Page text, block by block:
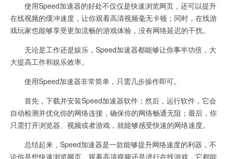
使用Speed加速器的好处不仅仅是快速浏览网页，还可以提升
在线视频的缓冲速度，让你观看高清视频毫无卡顿；同时，在线游
戏玩家也能够享受更加流畅的游戏体验，没有网络延迟的干扰。
无论是工作还是娱乐，Speed加速器都能够让你事半功倍，大
大提高工作和娱乐效率。
使用Speed加速器非常简单，只需几步操作即可。
首先，下载并安装Speed加速器软件；然后，运行软件，它会
自动检测并优化你的网络连接，确保你的网络畅通无阻；最后，你
只需打开浏览器、视频或者游戏，就能够感受快速的网络速度。
总结起来，Speed加速器是一款能够提升网络速度的利器，不
论你是想快速浏览网页、观看高清视频还是进行在线游戏，它都能